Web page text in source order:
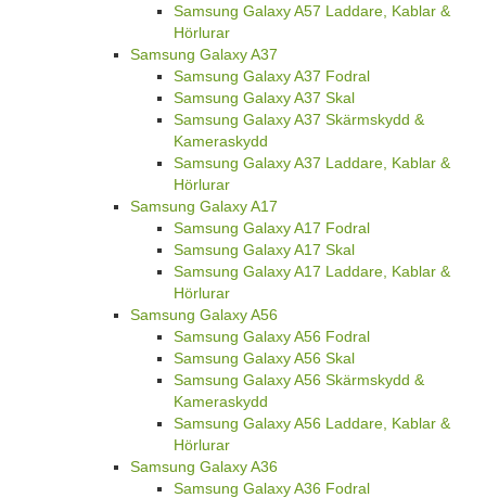
Samsung Galaxy A57 Laddare, Kablar &
Hörlurar
Samsung Galaxy A37
Samsung Galaxy A37 Fodral
Samsung Galaxy A37 Skal
Samsung Galaxy A37 Skärmskydd &
Kameraskydd
Samsung Galaxy A37 Laddare, Kablar &
Hörlurar
Samsung Galaxy A17
Samsung Galaxy A17 Fodral
Samsung Galaxy A17 Skal
Samsung Galaxy A17 Laddare, Kablar &
Hörlurar
Samsung Galaxy A56
Samsung Galaxy A56 Fodral
Samsung Galaxy A56 Skal
Samsung Galaxy A56 Skärmskydd &
Kameraskydd
Samsung Galaxy A56 Laddare, Kablar &
Hörlurar
Samsung Galaxy A36
Samsung Galaxy A36 Fodral